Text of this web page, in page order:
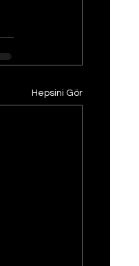
Hepsini Gör